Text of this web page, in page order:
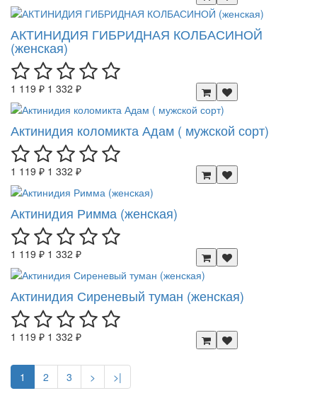
АКТИНИДИЯ ГИБРИДНАЯ КОЛБАСИНОЙ
(женская)
1 119 ₽ 1 332 ₽
Актинидия коломикта Адам ( мужской сорт)
1 119 ₽ 1 332 ₽
Актинидия Римма (женская)
1 119 ₽ 1 332 ₽
Актинидия Сиреневый туман (женская)
1 119 ₽ 1 332 ₽
1 2 3 > >|